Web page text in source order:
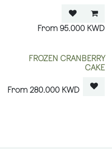
95.000 KWD
FROZEN CRANBERRY
CAKE
280.000 KWD